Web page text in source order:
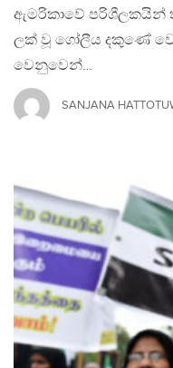
ඇමරිකාවේ පරිශීලකයින්
ලක් වූ ගෝලීය දකුණේ
වෙනුවෙන්…
SANJANA